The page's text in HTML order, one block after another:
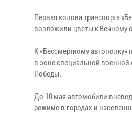
Первая колона транспорта
возложили цветы к Вечному
К «Бессмертному
в зоне специальной военной
Победы.
До 10 мая автомобили
режиме в городах и